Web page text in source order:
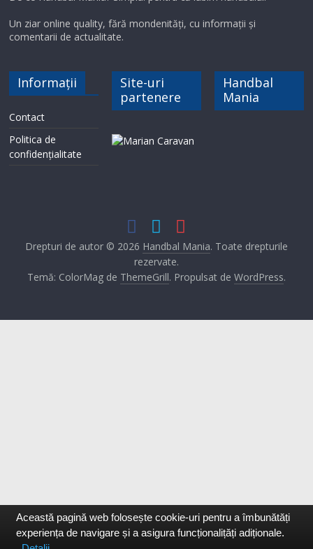
Un ziar online quality, fără mondenități, cu informații și
comentarii de actualitate.
Informații
Contact
Politica de
confidențialitate
Site-uri
partenere
Handbal
Mania
Drepturi de autor © 2026 Handbal Mania. Toate drepturile
rezervate.
Temă: ColorMag de ThemeGrill. Propulsat de WordPress.
Această pagină web folosește cookie-uri pentru a îmbunătăți
experiența de navigare și a asigura funcționalițăți adiționale.